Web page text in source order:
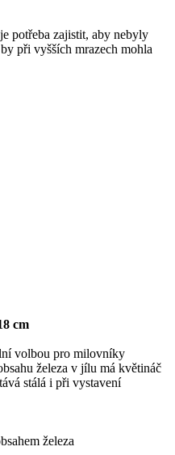
potřeba zajistit, aby nebyly
při vyšších mrazech mohla
cm
volbou pro milovníky
železa v jílu má květináč
stálá i při vystavení
železa